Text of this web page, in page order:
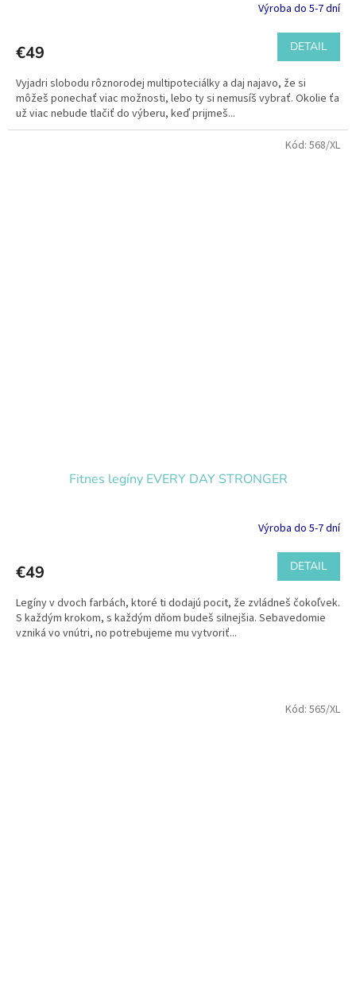
Výroba do 5-7 dní
€49 DETAIL
Vyjadri slobodu rôznorodej multipoteciálky a daj najavo, že si
môžeš ponechať viac možnosti, lebo ty si nemusíš vybrať. Okolie ťa
už viac nebude tlačiť do výberu, keď prijmeš...
Fitnes legíny EVERY DAY STRONGER
Výroba do 5-7 dní
€49 DETAIL
Legíny v dvoch farbách, ktoré ti dodajú pocit, že zvládneš čokoľvek.
S každým krokom, s každým dňom budeš silnejšia. Sebavedomie
vzniká vo vnútri, no potrebujeme mu vytvoriť...
Kód: 568/XL
Kód: 565/XL